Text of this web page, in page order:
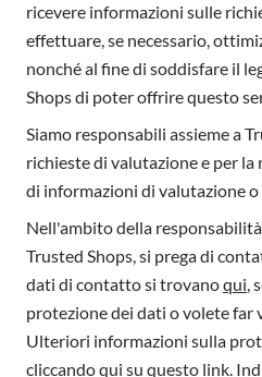
ricevere informazioni sulle
effettuare, se necessario,
nonché al fine di soddisfare il
Shops di poter offrire questo
Siamo responsabili assieme a
richieste di valutazione e per la
di informazioni di valutazione
Nell'ambito della
Trusted Shops, si prega di
dati di contatto si trovanoqui,
protezione dei dati o volete far
Ulteriori informazioni sulla
cliccandoqui su questo link.